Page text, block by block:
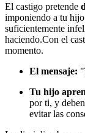
El castigo pretende
imponiendo a tu
suficientemente
haciendo.Con el
momento.
El mensaje:
Tu hijo
por ti, y
evitar las